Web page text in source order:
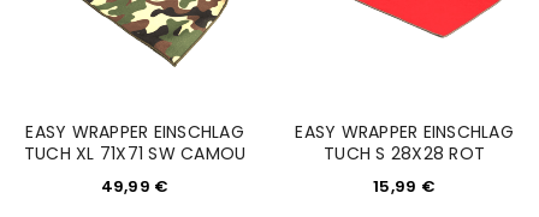
EASY WRAPPER EINSCHLAG
TUCH XL 71X71 SW CAMOU
49,99 €
EASY WRAPPER EINSCHLAG
TUCH S 28X28 ROT
15,99 €